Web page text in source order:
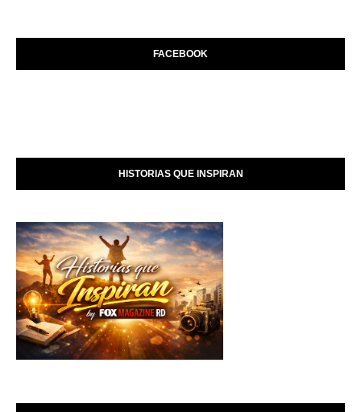
FACEBOOK
HISTORIAS QUE INSPIRAN